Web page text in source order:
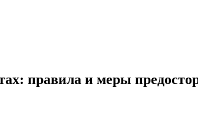
правила и меры